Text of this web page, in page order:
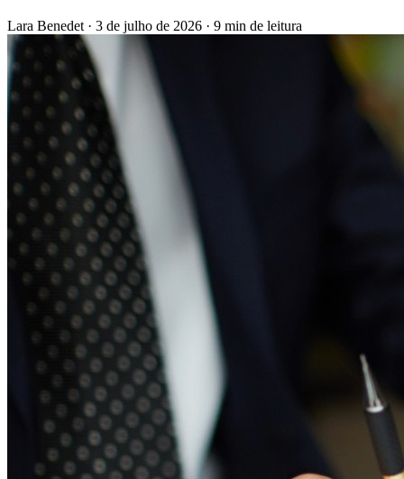
Lara Benedet · 3 de julho de 2026 · 9 min de leitura